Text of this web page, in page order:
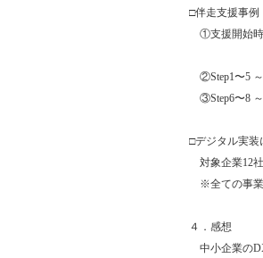
□伴走支援事例
①支援開始
自社の
②Step1〜5
③Step6〜8
□デジタル実装
対象企業12
※全ての事業
４．感想
中小企業の